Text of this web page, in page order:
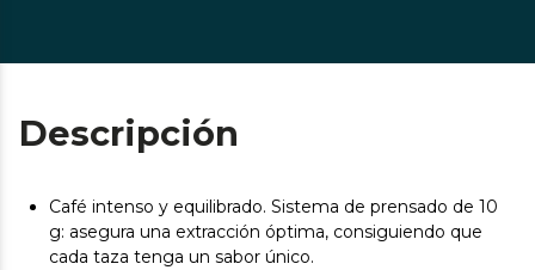
Descripción
Café intenso y equilibrado. Sistema de prensado de 10
g: asegura una extracción óptima, consiguiendo que
cada taza tenga un sabor único.